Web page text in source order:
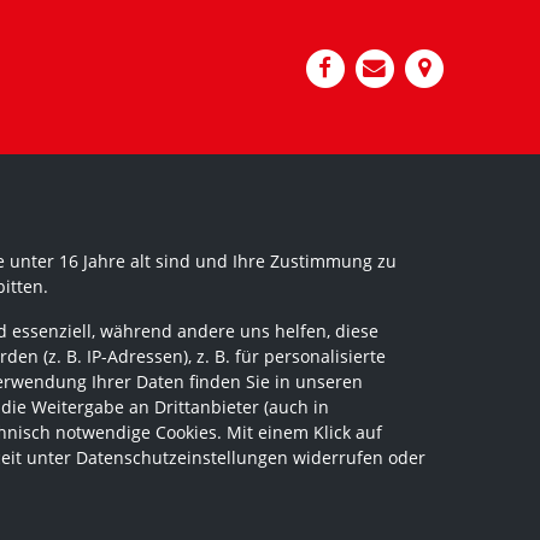
16 Jahre alt sind und Ihre Zustimmung zu
während andere uns helfen, diese
(z. B. IP-Adressen), z. B. für personalisierte
Ihrer Daten finden Sie in unseren
Weitergabe an Drittanbieter (auch in
notwendige Cookies. Mit einem Klick auf
unter Datenschutzeinstellungen widerrufen oder